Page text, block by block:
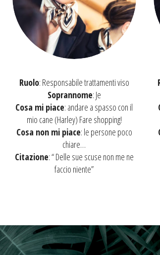
Ruolo: Responsabile trattamenti viso
Soprannome: Je
Cosa mi piace: andare a spasso con il
mio cane (Harley) Fare shopping!
Cosa non mi piace: le persone poco
chiare…
Citazione: “ Delle sue scuse non me ne
faccio niente”